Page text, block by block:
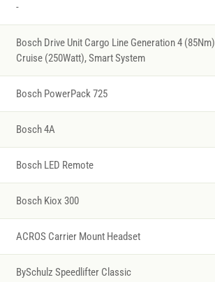
-
Bosch Drive Unit Cargo Line Generation 4 (85Nm)
Cruise (250Watt), Smart System
Bosch PowerPack 725
Bosch 4A
Bosch LED Remote
Bosch Kiox 300
ACROS Carrier Mount Headset
BySchulz Speedlifter Classic